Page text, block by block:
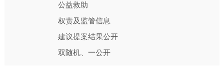
公益救助
权责及监管信息
建议提案结果公开
双随机、一公开